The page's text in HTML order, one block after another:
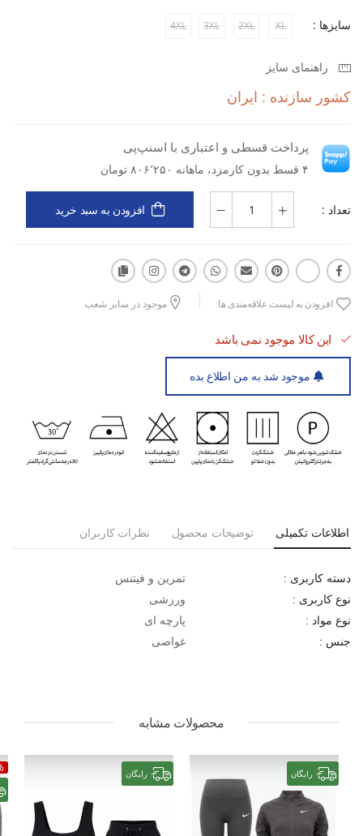
سایزها : XL
2XL
3XL
4XL
راهنمای سایز
کشور سازنده : ایران
پرداخت قسطی و اعتباری با اسنپ‌پی
۴ قسط بدون کارمزد، ماهانه ۸۰۶٬۲۵۰ تومان
تعداد : افزودن به سبد خرید
افزودن به لیست علاقه‌مندی ها موجود در سایر شعب
این کالا موجود نمی باشد
موجود شد به من اطلاع بده
اطلاعات تکمیلی توضیحات محصول نظرات کاربران
دسته کاربری : تمرین و فیتنس
نوع کاربری : ورزشی
نوع مواد : پارچه ای
جنس : غواصی
محصولات مشابه
رایگان رایگان